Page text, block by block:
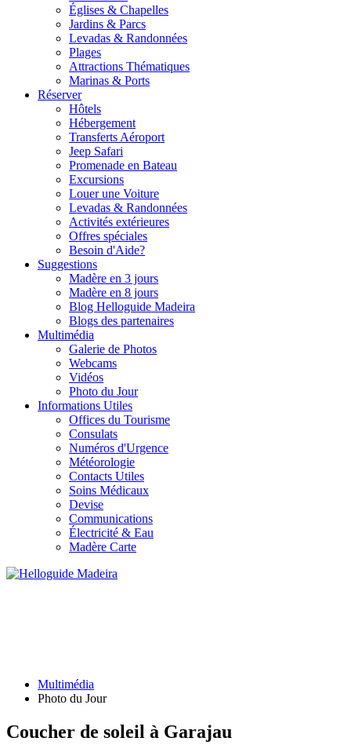
Églises & Chapelles
Jardins & Parcs
Levadas & Randonnées
Plages
Attractions Thématiques
Marinas & Ports
Réserver
Hôtels
Hébergement
Transferts Aéroport
Jeep Safari
Promenade en Bateau
Excursions
Louer une Voiture
Levadas & Randonnées
Activités extérieures
Offres spéciales
Besoin d'Aide?
Suggestions
Madère en 3 jours
Madère en 8 jours
Blog Helloguide Madeira
Blogs des partenaires
Multimédia
Galerie de Photos
Webcams
Vidéos
Photo du Jour
Informations Utiles
Offices du Tourisme
Consulats
Numéros d'Urgence
Météorologie
Contacts Utiles
Soins Médicaux
Devise
Communications
Électricité & Eau
Madère Carte
Multimédia
Photo du Jour
Coucher de soleil à Garajau